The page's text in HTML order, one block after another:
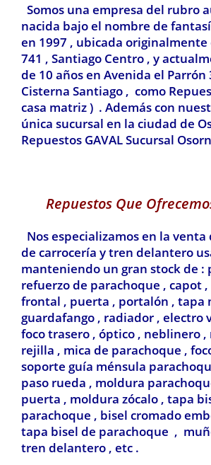
Somos una empresa del rubro
nacida bajo el nombre de
en 1997 , ubicada originalmente
741 , Santiago Centro , y
de 10 años en Avenida el Parrón
Cisterna Santiago , como
casa matriz ) . Además con
única sucursal en la ciudad de
Repuestos GAVAL Sucursal
Repuestos Que
Nos especializamos en la
de carrocería y tren delantero
manteniendo un gran stock de :
refuerzo de parachoque , capot
frontal , puerta , portalón , tapa
guardafango , radiador , electro
foco trasero , óptico , neblinero ,
rejilla , mica de parachoque ,
soporte guía ménsula
paso rueda , moldura
puerta , moldura zócalo , tapa
parachoque , bisel cromado
tapa bisel de parachoque ,
tren delantero , etc .